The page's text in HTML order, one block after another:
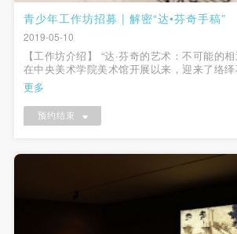
青少年工作坊招募 | 解密“达•芬奇手稿”
2019-05-10
【工作坊介绍】 “达·芬奇的艺术：不可能的
在中央美术学院美术馆开展以来，迎来了络
众更好的深入本次教育推广展，美术馆公共教
作坊活动。本周日我们将举办《解密“达•芬奇
坊，特邀中央美术学院...
更多
预约结束
快捷登录
（3）、使用地域范围
适用地域范围包括国内和国外。
使用肖像的媒介限于不损害甲方肖像
（如杂志、网络等）。
三、肖像权使用期限
永久使用。
带有甲方肖像作品的拍摄费用由乙方承
乙方于拍摄完带有甲方肖像的作品无
（3）、使用地域范围
适用地域范围包括国内和国外。
使用肖像的媒介限于不损害甲方肖像
（如杂志、网络等）。
三、肖像权使用期限
永久使用。
带有甲方肖像作品的拍摄费用由乙方承
乙方于拍摄完带有甲方肖像的作品无
（3）、使用地域范围
适用地域范围包括国内和国外。
使用肖像的媒介限于不损害甲方肖像
（如杂志、网络等）。
三、肖像权使用期限
永久使用。
带有甲方肖像作品的拍摄费用由乙方承
乙方于拍摄完带有甲方肖像的作品无